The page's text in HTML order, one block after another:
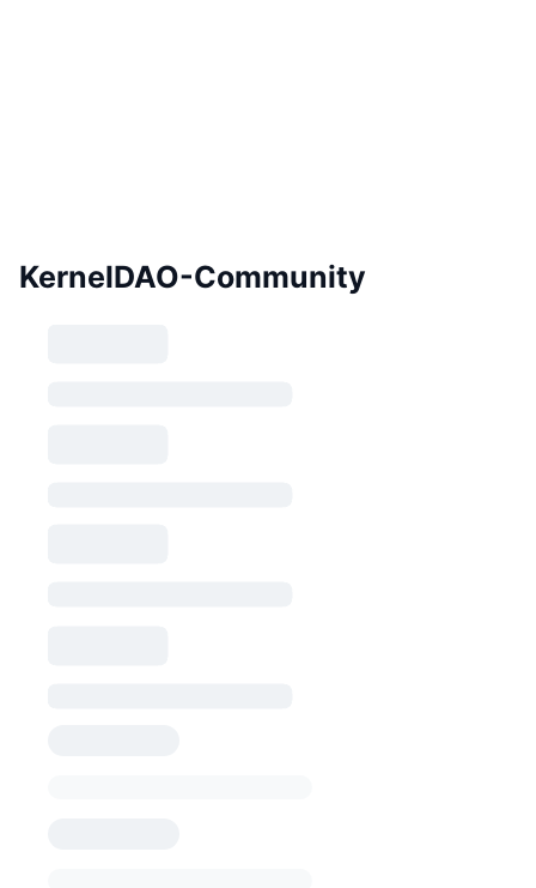
KernelDAO-Community